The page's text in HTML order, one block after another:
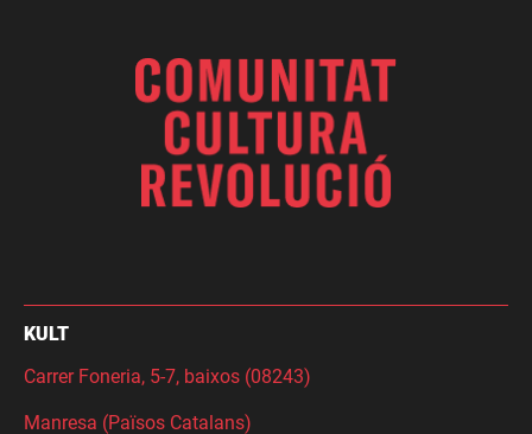
KULT
Carrer Foneria, 5-7, baixos (08243)
Manresa (Països Catalans)